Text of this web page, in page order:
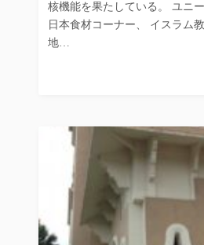
核機能を果たしている。 ユニ
日本食材コーナー、 イスラム
地…